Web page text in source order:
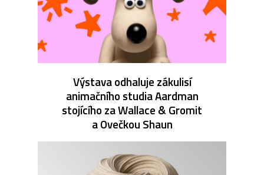
Výstava odhaluje zákulisí
animačního studia Aardman
stojícího za Wallace & Gromit
a Ovečkou Shaun